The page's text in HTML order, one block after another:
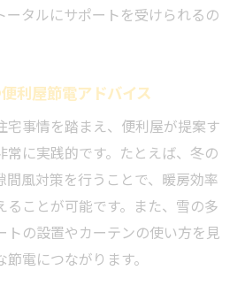
ータルにサポートを受けられるの
利屋節電アドバイス
宅事情を踏まえ、便利屋が提案す
常に実践的です。たとえば、冬の
間風対策を行うことで、暖房効率
ることが可能です。また、雪の多
トの設置やカーテンの使い方を見
電につながります。